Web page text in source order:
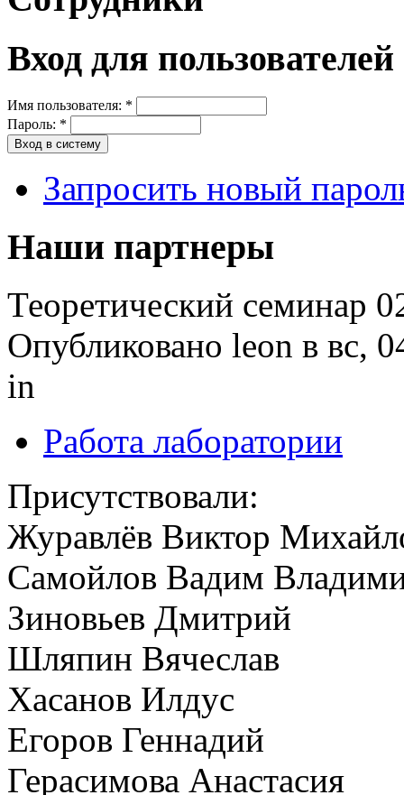
Вход для пользователей
Имя пользователя: *
Пароль: *
Запросить новый
Наши партнеры
Теоретический семинар
Опубликовано leon в вс,
in
Работа лаборатории
Присутствовали:
Журавлёв Виктор
Самойлов Вадим
Зиновьев Дмитрий
Шляпин Вячеслав
Хасанов Илдус
Егоров Геннадий
Герасимова Анастасия